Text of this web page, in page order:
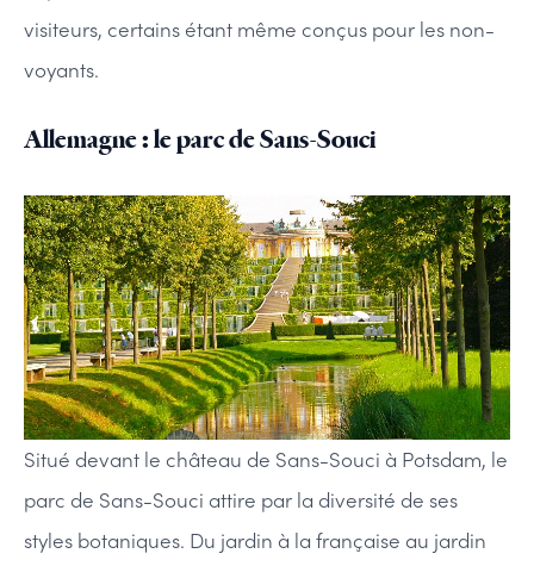
visiteurs, certains étant même conçus pour les non-
voyants.
Allemagne : le parc de Sans-Souci
Situé devant le château de Sans-Souci à Potsdam, le
parc de Sans-Souci attire par la diversité de ses
styles botaniques. Du jardin à la française au jardin